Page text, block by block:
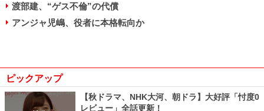
渡部建、“ゲス不倫”の代償
アンジャ児嶋、役者に本格転向か
ピックアップ
【秋ドラマ、NHK大河、朝ドラ】大好評「忖度0
レビュー」全話更新！